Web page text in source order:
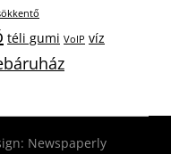
téli gumi VoIP víz
Newspaperly